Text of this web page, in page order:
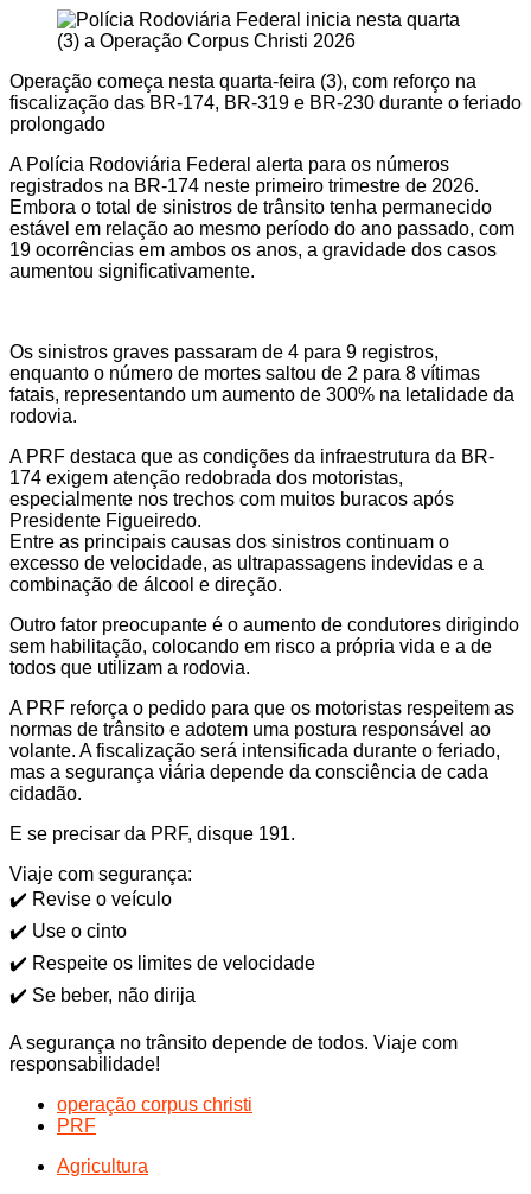
Operação começa nesta quarta-feira (3), com reforço na
fiscalização das BR-174, BR-319 e BR-230 durante o feriado
prolongado
A Polícia Rodoviária Federal alerta para os números
registrados na BR-174 neste primeiro trimestre de 2026.
Embora o total de sinistros de trânsito tenha permanecido
estável em relação ao mesmo período do ano passado, com
19 ocorrências em ambos os anos, a gravidade dos casos
aumentou significativamente.
Os sinistros graves passaram de 4 para 9 registros,
enquanto o número de mortes saltou de 2 para 8 vítimas
fatais, representando um aumento de 300% na letalidade da
rodovia.
A PRF destaca que as condições da infraestrutura da BR-
174 exigem atenção redobrada dos motoristas,
especialmente nos trechos com muitos buracos após
Presidente Figueiredo.
Entre as principais causas dos sinistros continuam o
excesso de velocidade, as ultrapassagens indevidas e a
combinação de álcool e direção.
Outro fator preocupante é o aumento de condutores dirigindo
sem habilitação, colocando em risco a própria vida e a de
todos que utilizam a rodovia.
A PRF reforça o pedido para que os motoristas respeitem as
normas de trânsito e adotem uma postura responsável ao
volante. A fiscalização será intensificada durante o feriado,
mas a segurança viária depende da consciência de cada
cidadão.
E se precisar da PRF, disque 191.
Viaje com segurança:
✔️ Revise o veículo
✔️ Use o cinto
✔️ Respeite os limites de velocidade
✔️ Se beber, não dirija
A segurança no trânsito depende de todos. Viaje com
responsabilidade!
operação corpus christi
PRF
Agricultura